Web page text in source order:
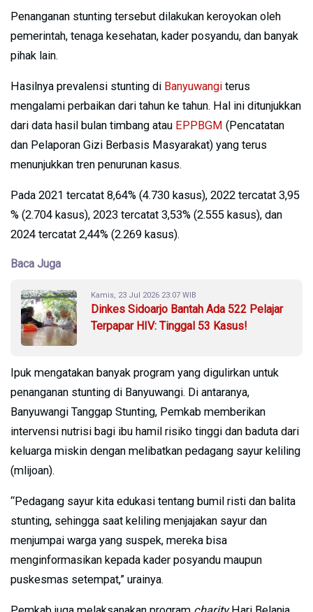
Penanganan stunting tersebut dilakukan keroyokan oleh
pemerintah, tenaga kesehatan, kader posyandu, dan banyak
pihak lain.
Hasilnya prevalensi stunting di Banyuwangi terus
mengalami perbaikan dari tahun ke tahun. Hal ini ditunjukkan
dari data hasil bulan timbang atau EPPBGM (Pencatatan
dan Pelaporan Gizi Berbasis Masyarakat) yang terus
menunjukkan tren penurunan kasus.
Pada 2021 tercatat 8,64% (4.730 kasus), 2022 tercatat 3,95
% (2.704 kasus), 2023 tercatat 3,53% (2.555 kasus), dan
2024 tercatat 2,44% (2.269 kasus).
Baca Juga
Kamis, 23 Jul 2026 23:07 WIB
Dinkes Sidoarjo Bantah Ada 522 Pelajar
Terpapar HIV: Tinggal 53 Kasus!
Ipuk mengatakan banyak program yang digulirkan untuk
penanganan stunting di Banyuwangi. Di antaranya,
Banyuwangi Tanggap Stunting, Pemkab memberikan
intervensi nutrisi bagi ibu hamil risiko tinggi dan baduta dari
keluarga miskin dengan melibatkan pedagang sayur keliling
(mlijoan).
“Pedagang sayur kita edukasi tentang bumil risti dan balita
stunting, sehingga saat keliling menjajakan sayur dan
menjumpai warga yang suspek, mereka bisa
menginformasikan kepada kader posyandu maupun
puskesmas setempat,” urainya.